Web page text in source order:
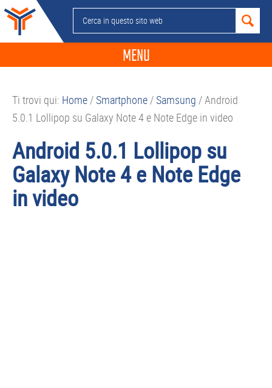
Passa
alla
navigazione
Passa
contenuto
Passa
alla
barra
Passa
piè
Cerca
in
sito
MENU
GUIDE ACQUISTO
SMARTPHONE
TABLET
Ti trovi qui: Home/Smartphone/Samsung /Android
5.0.1 Lollipop su Galaxy Note 4 e Note Edge in video
Android 5.0.1 Lollipop su
Galaxy Note 4 e Note Edge
in video